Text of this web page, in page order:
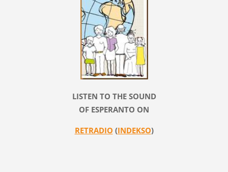
LISTEN TO THE SOUND
OF ESPERANTO ON
RETRADIO (INDEKSO)